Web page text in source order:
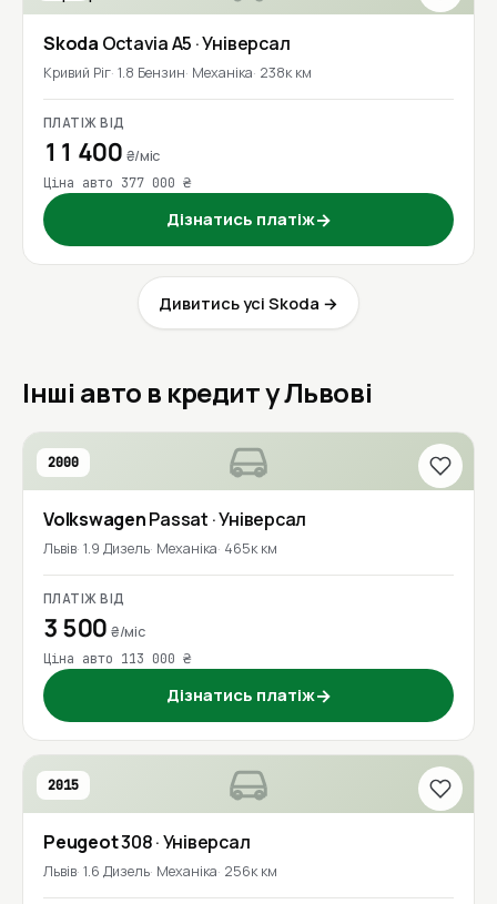
Skoda Octavia A5 · Універсал
Кривий Ріг 1.8 Бензин Механіка 238к км
ПЛАТІЖ ВІД
11 400 ₴/міс
Ціна авто 377 000 ₴
Дізнатись платіж→
Дивитись усі Skoda →
Інші авто в кредит у Львові
2000
VolkswagenPassat · Універсал
Львів 1.9 Дизель Механіка 465к км
ПЛАТІЖ ВІД
3 500₴/міс
Ціна авто 113 000 ₴
Дізнатись платіж→
2015
Peugeot308· Універсал
Львів 1.6 Дизель Механіка 256к км